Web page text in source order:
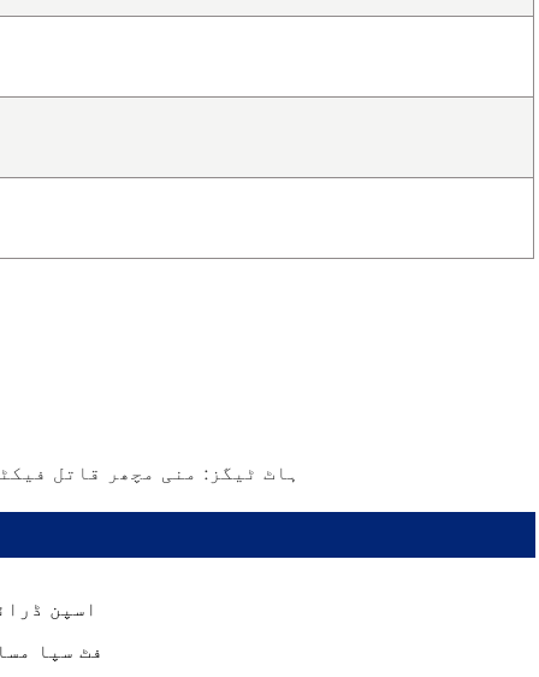
ہاٹ ٹیگز: منی مچھر قاتل
اسپن
فٹ سپا